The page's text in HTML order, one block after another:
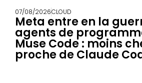
07/08/2026CLOUD
Meta entre en la
agents de
Muse Code : moins
proche de Claude